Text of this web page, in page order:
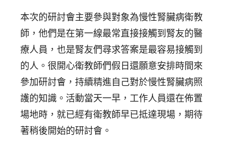
本次的研討會主要參與對象為慢性腎臟病衛教
師，他們是在第一線最常直接接觸到腎友的醫
療人員，也是腎友們尋求答案是最容易接觸到
的人。很開心衛教師們假日還願意安排時間來
參加研討會，持續精進自己對於慢性腎臟病照
護的知識。活動當天一早，工作人員還在佈置
場地時，就已經有衛教師早已抵達現場，期待
著稍後開始的研討會。